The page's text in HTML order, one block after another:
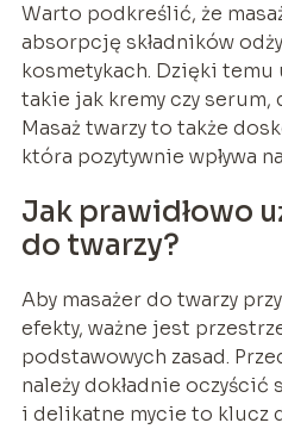
Warto podkreślić, że
absorpcję składników
kosmetykach. Dzięki temu
takie jak kremy czy serum,
Masaż twarzy to także
która pozytywnie wpływa
Jak prawidłowo
do twarzy?
Aby masażer do twarzy
efekty, ważne jest
podstawowych zasad.
należy dokładnie oczyścić
i delikatne mycie to klucz